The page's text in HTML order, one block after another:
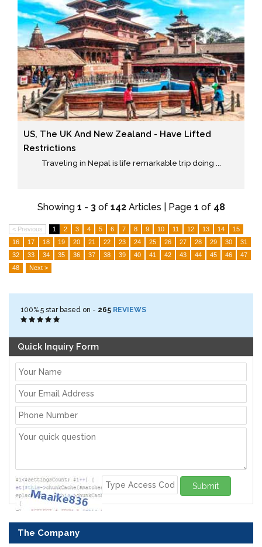
US, The UK And New Zealand - Have Lifted
Restrictions
Traveling in Nepal is life remarkable trip doing ...
Showing 1 - 3of 142Articles | Page 1 of 48
< Previous 1 2 3 4 5 6 7 8 9 10 11 12 13 14
15
16
17 18 19 20 21 22 23 24 25 26 27 28 29 30
31
32
33 34 35 36 37 38 39 40 41 42 43 44 45 46
47
48
Next >
100% 5 star based on - 265 REVIEWS
Quick Inquiry Form
Submit
The Company